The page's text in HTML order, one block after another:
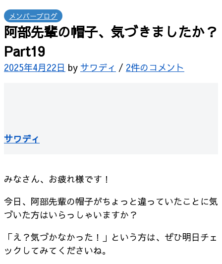
メンバーブログ
阿部先輩の帽子、気づきましたか？
Part19
2025年4月22日 by サワディ / 2件のコメント
サワディ
みなさん、お疲れ様です！
今日、阿部先輩の帽子がちょっと違っていたことに気
づいた方はいらっしゃいますか？
「え？気づかなかった！」という方は、ぜひ明日チェ
ックしてみてくださいね。